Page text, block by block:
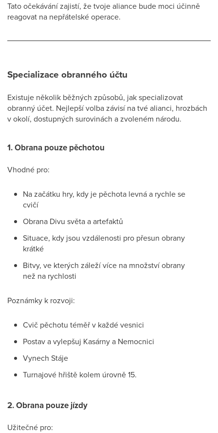
Tato očekávání zajistí, že tvoje aliance bude moci účinně
reagovat na nepřátelské operace.
Specializace obranného účtu
Existuje několik běžných způsobů, jak specializovat
obranný účet. Nejlepší volba závisí na tvé alianci, hrozbách
v okolí, dostupných surovinách a zvoleném národu.
1. Obrana pouze pěchotou
Vhodné pro:
Na začátku hry, kdy je pěchota levná a rychle se
cvičí
Obrana Divu světa a artefaktů
Situace, kdy jsou vzdálenosti pro přesun obrany
krátké
Bitvy, ve kterých záleží více na množství obrany
než na rychlosti
Poznámky k rozvoji:
Cvič pěchotu téměř v každé vesnici
Postav a vylepšuj Kasárny a Nemocnici
Vynech Stáje
Turnajové hřiště kolem úrovně 15.
2. Obrana pouze jízdy
Užitečné pro: